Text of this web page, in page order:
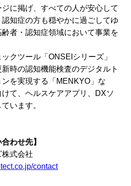
に掲げ、すべての人が安心して
知症の方も穏やかに過ごしてゆ
者・認知症領域において事業を
クツール「ONSEIシリーズ」
時の認知機能検査のデジタルト
を実現する「MENKYO」な
て、ヘルスケアアプリ、DXソ
います。
わせ先】
株式会社
contact